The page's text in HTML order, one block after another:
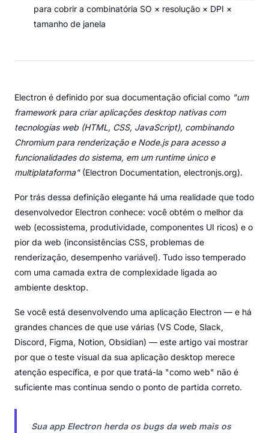
para cobrir a combinatória SO × resolução × DPI ×
tamanho de janela
Electron é definido por sua documentação oficial como "um
framework para criar aplicações desktop nativas com
tecnologias web (HTML, CSS, JavaScript), combinando
Chromium para renderização e Node.js para acesso a
funcionalidades do sistema, em um runtime único e
multiplataforma"(Electron Documentation, electronjs.org).
Por trás dessa definição elegante há uma realidade que todo
desenvolvedor Electron conhece: você obtém o melhor da
web (ecossistema, produtividade, componentes UI ricos) e o
pior da web (inconsistências CSS, problemas de
renderização, desempenho variável). Tudo isso temperado
com uma camada extra de complexidade ligada ao
ambiente desktop.
Se você está desenvolvendo uma aplicação Electron — e há
grandes chances de que use várias (VS Code, Slack,
Discord, Figma, Notion, Obsidian) — este artigo vai mostrar
por que o teste visual da sua aplicação desktop merece
atenção específica, e por que tratá-la "como web" não é
suficiente mas continua sendo o ponto de partida correto.
Sua app Electron herda os bugs da web mais os